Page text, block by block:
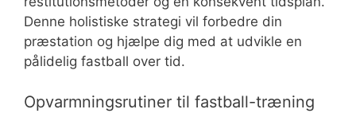
Denne holistiske strategi vil forbedre din
præstation og hjælpe dig med at udvikle en
pålidelig fastball over tid.
Opvarmningsrutiner til fastball-træning